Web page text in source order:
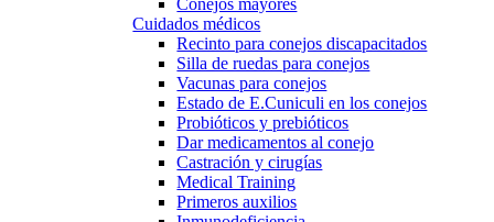
Conejos mayores
Cuidados médicos
Recinto para conejos discapacitados
Silla de ruedas para conejos
Vacunas para conejos
Estado de E.Cuniculi en los conejos
Probióticos y prebióticos
Dar medicamentos al conejo
Castración y cirugías
Medical Training
Primeros auxilios